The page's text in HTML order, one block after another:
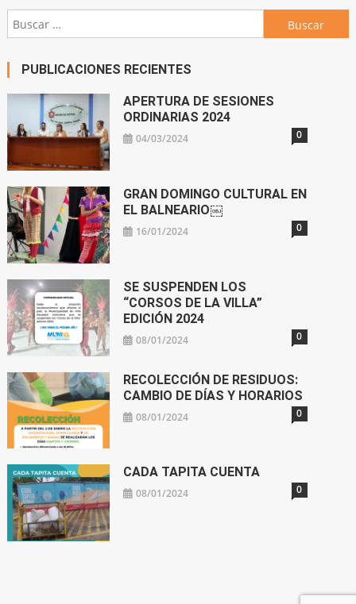
Buscar:
PUBLICACIONES RECIENTES
APERTURA DE SESIONES
ORDINARIAS 2024
04/03/2024 0
GRAN DOMINGO CULTURAL EN
EL BALNEARIO￼
16/01/2024 0
SE SUSPENDEN LOS
“CORSOS DE LA VILLA”
EDICIÓN 2024
08/01/2024 0
RECOLECCIÓN DE RESIDUOS:
CAMBIO DE DÍAS Y HORARIOS
08/01/2024 0
CADA TAPITA CUENTA
08/01/2024 0